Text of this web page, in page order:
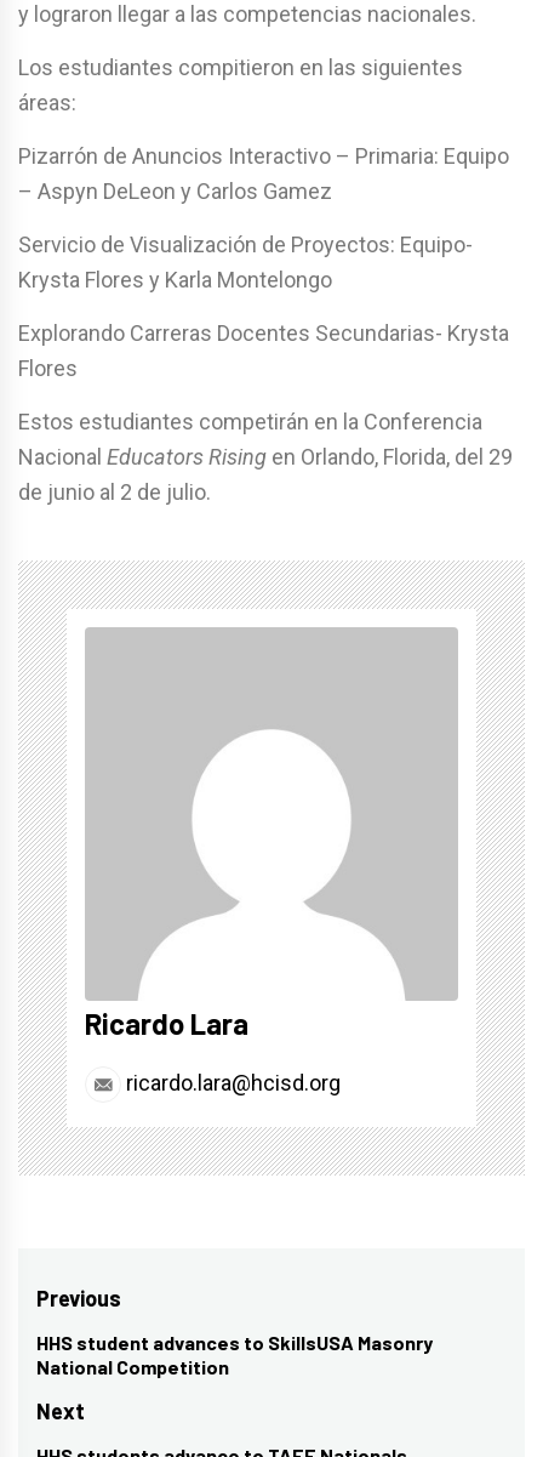
y lograron llegar a las competencias nacionales.
Los estudiantes compitieron en las siguientes
áreas:
Pizarrón de Anuncios Interactivo – Primaria: Equipo
– Aspyn DeLeon y Carlos Gamez
Servicio de Visualización de Proyectos: Equipo-
Krysta Flores y Karla Montelongo
Explorando Carreras Docentes Secundarias- Krysta
Flores
Estos estudiantes competirán en la Conferencia
Nacional Educators Rising en Orlando, Florida, del 29
de junio al 2 de julio.
Ricardo Lara
ricardo.lara@hcisd.org
Post
navigation
Previous
Previous
post:
HHS student advances to SkillsUSA Masonry
National Competition
Next